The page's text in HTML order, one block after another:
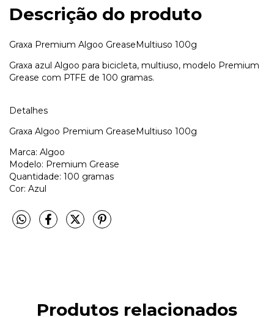
Descrição do produto
Graxa Premium Algoo GreaseMultiuso 100g
Graxa azul Algoo para bicicleta, multiuso, modelo Premium
Grease com PTFE de 100 gramas.
Detalhes
Graxa Algoo Premium GreaseMultiuso 100g
Marca: Algoo
Modelo: Premium Grease
Quantidade: 100 gramas
Cor: Azul
Produtos relacionados